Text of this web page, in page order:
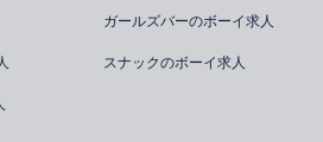
ガールズバーのボーイ求人
スナックのボーイ求人